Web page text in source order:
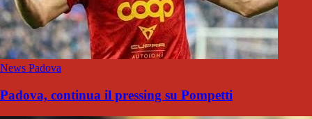
News Padova
Padova, continua il pressing su Pompetti